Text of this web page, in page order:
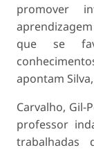
promover
que se
apontam
Carvalho, Gil-
professor
trabalhadas